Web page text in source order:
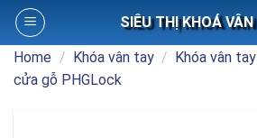
Skip
content
SIÊU THỊ KHOÁ VÂN
Search
Home / Khóa vân tay / Khóa vân
cửa gỗ PHGLock